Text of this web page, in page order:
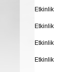
Etkinlik
Etkinlik
Etkinlik
Etkinlik